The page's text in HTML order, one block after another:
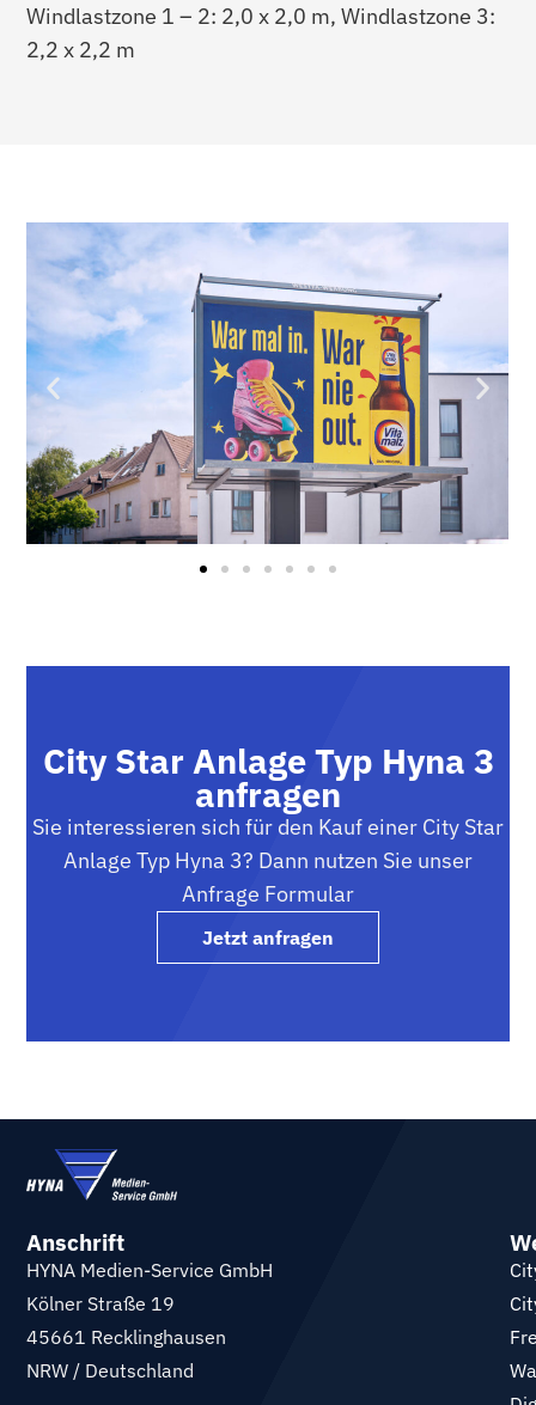
Windlastzone 1 – 2: 2,0 x 2,0 m, Windlastzone 3:
2,2 x 2,2 m
City Star Anlage Typ Hyna 3
anfragen
Sie interessieren sich für den Kauf einer City Star
Anlage Typ Hyna 3? Dann nutzen Sie unser
Anfrage Formular
Jetzt anfragen
Anschrift
HYNA Medien-Service GmbH
Kölner Straße 19
45661 Recklinghausen
NRW / Deutschland